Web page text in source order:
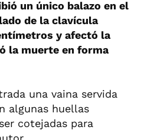
un único balazo en el
de la clavícula
y afectó la
la muerte en forma
una vaina servida
algunas huellas
cotejadas para